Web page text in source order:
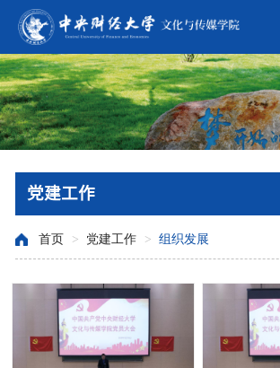
党建工作
首页 > 党建工作 > 组织发展